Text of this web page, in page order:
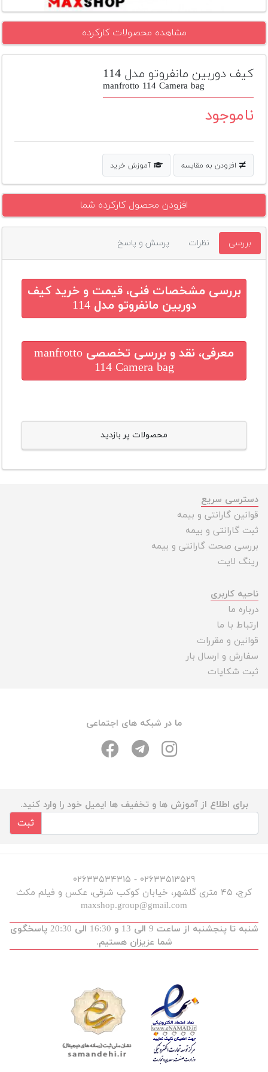
پلاس
افزودن
دست
دوم
دوربین
بله
مشاهده محصولات کارکرده
کیف دوربین مانفروتو مدل 114
manfrotto 114 Camera bag
ناموجود
افزودن به مقایسه آموزش خرید
افزودن محصول کارکرده شما
بررسی نظرات پرسش و پاسخ
بررسی مشخصات فنی، قیمت و خریدکیف
دوربین مانفروتو مدل 114
معرفی، نقد و بررسی تخصصی manfrotto
114 Camera bag
محصولات پر بازدید
دسترسی سریع
قوانین گارانتی و بیمه
ثبت گارانتی و بیمه
بررسی صحت گارانتی و بیمه
رینگ لایت
ناحیه کاربری
درباره ما
ارتباط با ما
قوانین و مقررات
سفارش و ارسال بار
ثبت شکایات
ما در شبکه های اجتماعی
برای اطلاع از آموزش ها و تخفیف ها ایمیل خود را وارد کنید.
ثبت
۰۲۶۳۳۵۱۳۵۲۹ - ۰۲۶۳۳۵۳۴۳۱۵
کرج، ۴۵ متری گلشهر، خیابان کوکب شرقی، عکس و فیلم مکث
maxshop.group@gmail.com
شنبه تا پنجشنبه از ساعت 9 الی 13 و 16:30 الی 20:30 پاسخگوی
شما عزیزان هستیم.